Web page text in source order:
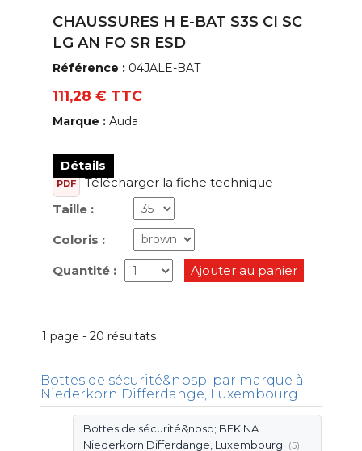
CHAUSSURES H E-BAT S3S CI SC
LG AN FO SR ESD
Référence : 04JALE-BAT
111,28 € TTC
Marque : Auda
Détails
PDF
Télécharger la fiche technique
Taille :
Coloris :
Quantité : Ajouter au panier
1 page - 20 résultats
Bottes de sécurité&nbsp; par marque à
Niederkorn Differdange, Luxembourg
Bottes de sécurité&nbsp; BEKINA
Niederkorn Differdange, Luxembourg
(5)